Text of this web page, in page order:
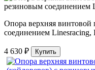
Опора верхняя винтовой
соединением Linesracing,
4 630 ₽ Купить